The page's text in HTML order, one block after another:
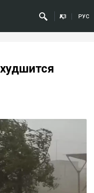
ҚАЗ РУС